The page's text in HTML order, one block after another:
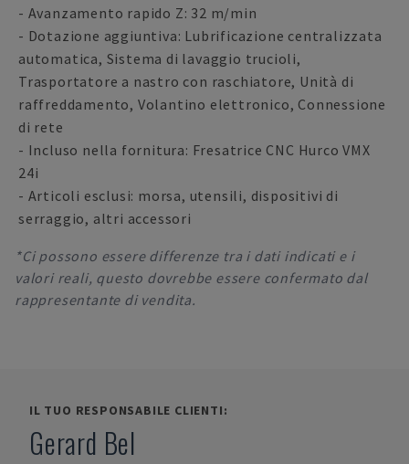
- Avanzamento rapido Z: 32 m/min
- Dotazione aggiuntiva: Lubrificazione centralizzata
automatica, Sistema di lavaggio trucioli,
Trasportatore a nastro con raschiatore, Unità di
raffreddamento, Volantino elettronico, Connessione
di rete
- Incluso nella fornitura: Fresatrice CNC Hurco VMX
24i
- Articoli esclusi: morsa, utensili, dispositivi di
serraggio, altri accessori
*Ci possono essere differenze tra i dati indicati e i
valori reali, questo dovrebbe essere confermato dal
rappresentante di vendita.
IL TUO RESPONSABILE CLIENTI:
Gerard Bel